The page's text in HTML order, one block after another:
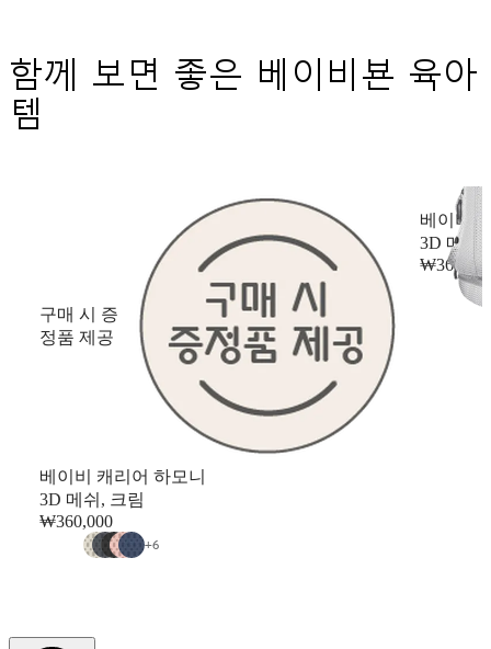
함께 보면 좋은 베이비뵨 육아
템
구매 시 증
정품 제공
베이비 캐리어 하모니
3D 메쉬, 크림
₩360,000
+6
베이비
3D 메쉬,